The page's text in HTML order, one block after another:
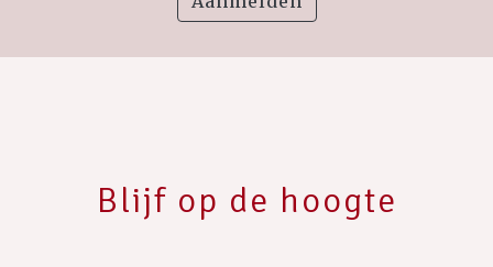
Blijf op de hoogte